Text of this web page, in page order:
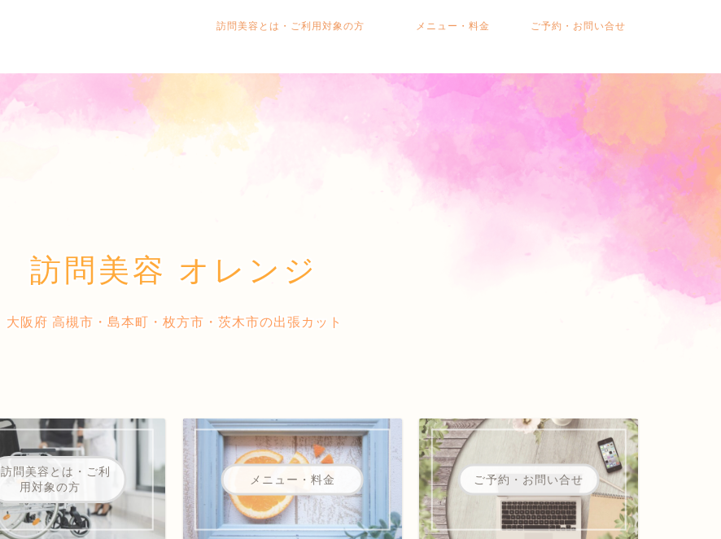
訪問美容とは・ご利用対象の方 メニュー・料金 ご予約・お問い合せ
訪問美容 オレンジ
大阪府 高槻市・島本町・枚方市・茨木市の出張カット
訪問美容とは・ご利
用対象の方
メニュー・料金 ご予約・お問い合せ